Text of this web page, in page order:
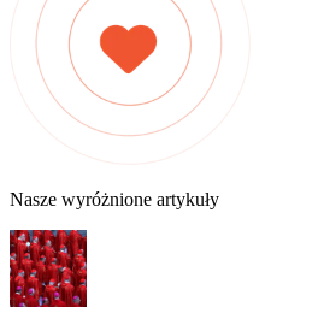
Nasze wyróżnione artykuły